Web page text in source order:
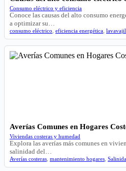
Consumo eléctrico y eficiencia
Conoce las causas del alto consumo
a optimizar su…
consumo eléctrico eficiencia energética
Averías Comunes en Hogares
Viviendas costeras y humedad
Explora las averías más comunes en
salinidad del…
Averías costeras mantenimiento hogares